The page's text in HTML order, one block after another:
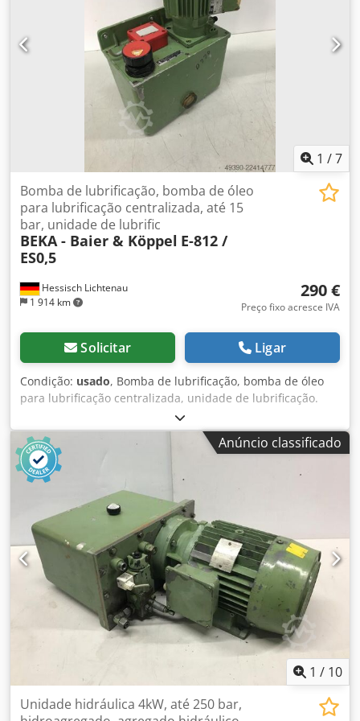
mm Peso próprio: 3500 kg Em excelente estado.
1 /7
Hessisch Lichtenau
1 914 km
Bomba de lubrificação, bomba de óleo
para lubrificação centralizada, até 15
bar, unidade de lubrific
BEKA - Baier & Köppel E-812 /
ES0,5
290 €
Preço fixo acresce IVA
Solicitar Ligar
Condição: usado, Bomba de lubrificação, bomba de óleo
para lubrificação centralizada, unidade de lubrificação.
Bomba de lubrificação centralizada, bomba de óleo para
lubrificação centralizada, bomba hidráulica, bomba de
óleo para lubrificação centralizada. Fabricante: BEKA
Schmiertechnik / Baier & Köppel, Pegnitz Tipo E-812 / ES0,5
Ano de fabricação: aproximadamente 1990 Vazão: 0,4 l/min
Pressão de operação: 15 bar Capacidade do reservatório:
aproximadamente 3 litros Potência do motor: 0,09 kW
Rotação do motor: 2730 rpm Consumo de corrente: 0,4 A
Conexão à rede: 400 V, 50 Hz Dimensões (C x L x A): 280 x
150 x 380 mm Peso: 8,5 kg Em bom estado Disponível em 2
unidades Codpfx Aaozpbq Hjmjha Preço indicado por
unidade
Anúncio classificado
1 / 10
Unidade hidráulica 4kW, até 250 bar,